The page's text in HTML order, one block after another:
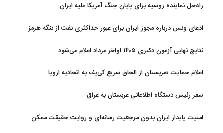
راه‌حل نماینده روسیه برای پایان جنگ آمریکا علیه ایران
ادعای ونس درباره مجوز ایران برای عبور حداکثری نفت از تنگه هرمز
نتایج نهایی آزمون دکتری ۱۴۰۵ اواخر مرداد اعلام می‌شود
اعلام حمایت صربستان از الحاق سریع کی‌یف به اتحادیه اروپا
سفر رئیس دستگاه اطلاعاتی عربستان به عراق
امنیت پایدار ایران بدون مرجعیت رسانه‌ای و روایت حقیقت ممکن